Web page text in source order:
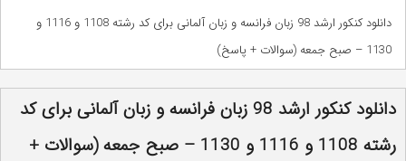
دانلود کنکور ارشد 98 زبان فرانسه و زبان آلمانی برای کد رشته 1108 و 1116 و
1130 – صبح جمعه (سوالات + پاسخ)
دانلود کنکور ارشد 98 زبان فرانسه و زبان آلمانی برای کد
رشته 1108 و 1116 و 1130 – صبح جمعه (سوالات +